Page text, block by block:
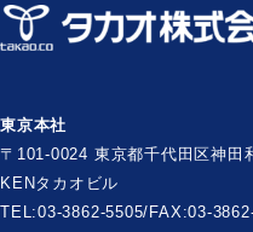
東京本社
〒101-0024 東京都千代田区神田
KENタカオビル
TEL:03-3862-5505/FAX:03-